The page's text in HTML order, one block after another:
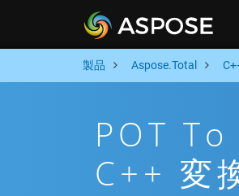
製品 Aspose.Total
POT
C++ 変